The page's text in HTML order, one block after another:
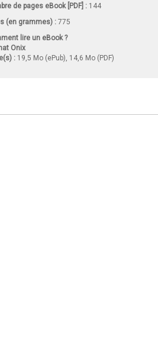
de pages eBook [PDF] : 144
(en grammes) : 775
lire un eBook ?
Onix
: 19,5 Mo (ePub), 14,6 Mo (PDF)